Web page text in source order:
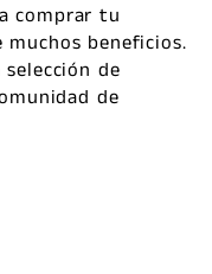
comprar tu
beneficios.
de
de